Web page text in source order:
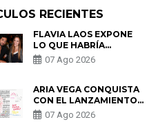
RECIENTES
FLAVIA LAOS EXPONE
LO QUE HABRÍA
BUSCADO PABLO
HEREDIA CON ALE
PARTES QUERÍA EL
REMEMBER”
07 Ago 2026
ARIA VEGA CONQUISTA
CON EL LANZAMIENTO
DE “TOTOTO (+4)”
07 Ago 2026